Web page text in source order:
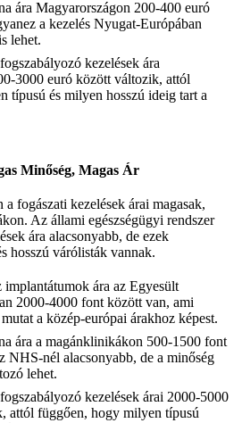
ára Magyarországon 200-400 euró
a kezelés Nyugat-Európában
lehet.
kezelések ára
3000 euró között változik, attól
típusú és milyen hosszú ideig tart a
Minőség, Magas Ár
fogászati kezelések árai magasak,
Az állami egészségügyi rendszer
ára alacsonyabb, de ezek
hosszú várólisták vannak.
implantátumok ára az Egyesült
2000-4000 font között van, ami
a közép-európai árakhoz képest.
ára a magánklinikákon 500-1500 font
NHS-nél alacsonyabb, de a minőség
lehet.
kezelések árai 2000-5000
attól függően, hogy milyen típusú